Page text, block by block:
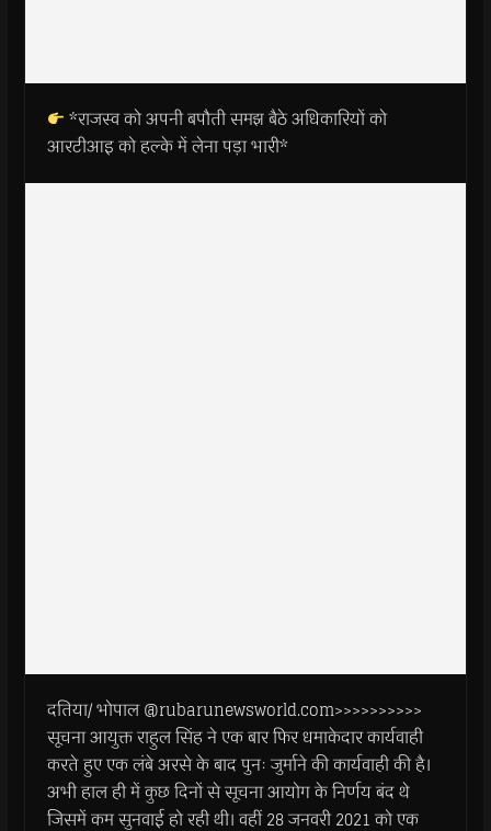
*राजस्व को अपनी बपौती समझ बैठे अधिकारियों को
आरटीआइ को हल्के में लेना पड़ा भारी*
दतिया/ भोपाल @rubarunewsworld.com>>>>>>>>>>
सूचना आयुक्त राहुल सिंह ने एक बार फिर धमाकेदार कार्यवाही
करते हुए एक लंबे अरसे के बाद पुनः जुर्माने की कार्यवाही की है।
अभी हाल ही में कुछ दिनों से सूचना आयोग के निर्णय बंद थे
जिसमें कम सुनवाई हो रही थी। वहीं 28 जनवरी 2021 को एक